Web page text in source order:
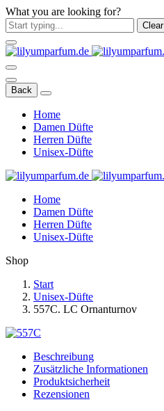
What you are looking for?
Clear
Back
Home
Damen Düfte
Herren Düfte
Unisex-Düfte
Home
Damen Düfte
Herren Düfte
Unisex-Düfte
Shop
Start
Unisex-Düfte
557C. LC Ornanturnov
Beschreibung
Zusätzliche Informationen
Produktsicherheit
Rezensionen